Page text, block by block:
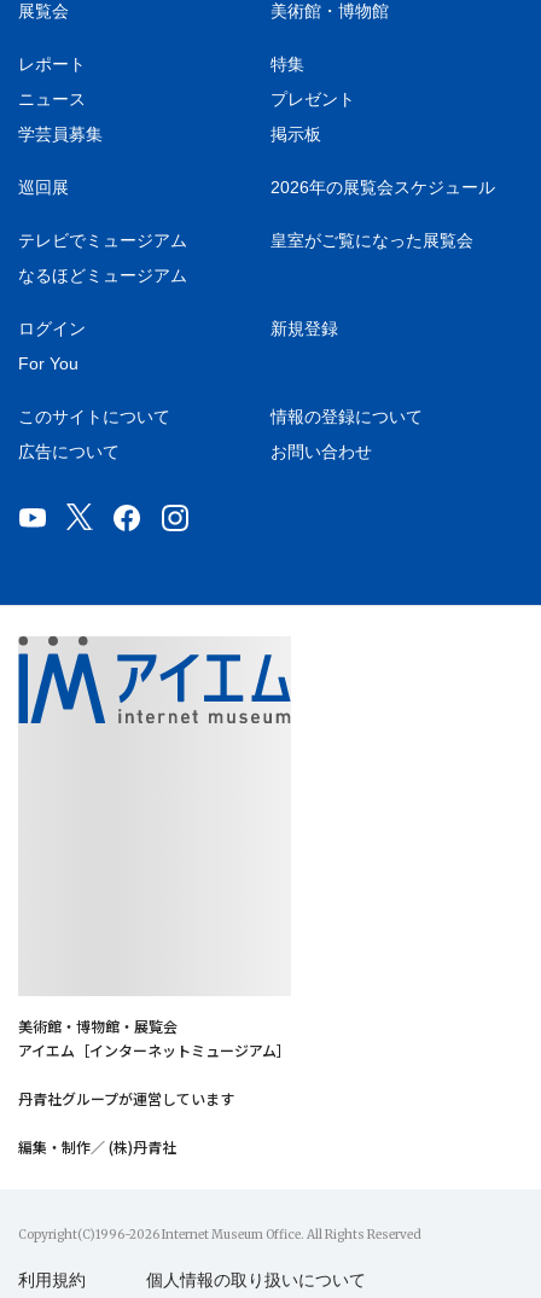
展覧会 美術館・博物館
レポート
特集
ニュース
プレゼント
学芸員募集
掲示板
巡回展 2026年の展覧会スケジュール
テレビでミュージアム
皇室がご覧になった展覧会
なるほどミュージアム
ログイン
新規登録
For You
このサイトについて
情報の登録について
広告について
お問い合わせ
美術館・博物館・展覧会
アイエム［インターネットミュージアム］
丹青社グループが運営しています
編集・制作／ (株)丹青社
Copyright(C)1996-2026 Internet Museum Office. All Rights Reserved
利用規約 個人情報の取り扱いについて